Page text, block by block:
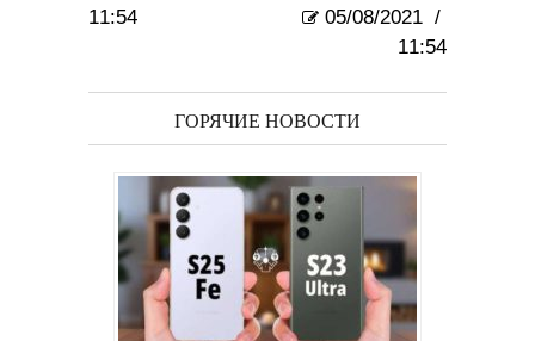
11:54
05/08/2021 /
11:54
ГОРЯЧИЕ НОВОСТИ